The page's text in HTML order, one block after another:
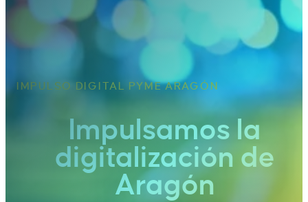
IMPULSO DIGITAL PYME ARAGÓN
Impulsamos la
digitalización de
Aragón